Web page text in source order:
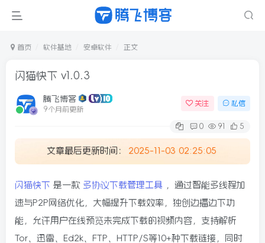
首页 软件基地 安卓软件 正文
闪猫快下 v1.0.3
腾飞博客
9个月前更新
关注 私信
0 91 5
文章最后更新时间： 2025-11-03 02:25:05
闪猫快下 是一款 多协议下载管理工具 ，通过智能多线程加
速与P2P网络优化，大幅提升下载效率，独创边播边下功
能，允许用户在线预览未完成下载的视频内容，支持解析
Tor、迅雷、Ed2k、FTP、HTTP/S等10+种下载链接，同时